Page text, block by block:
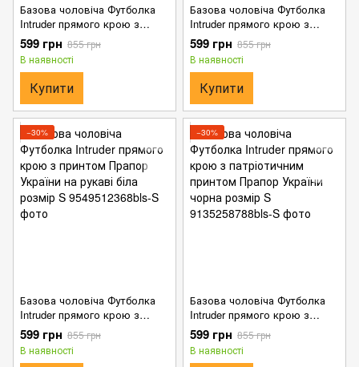
Базова чоловіча Футболка
Intruder прямого крою з
патріотичним принтом
Прапор України сіра розмір S
599 грн 855 грн
В наявності
Купити
Базова чоловіча Футболка
Intruder прямого крою з
патріотичним принтом
Прапор України біла розмір S
599 грн 855 грн
В наявності
Купити
−30%
Базова чоловіча Футболка
Intruder прямого крою з
принтом Прапор України на
рукаві біла розмір S
599 грн 855 грн
В наявності
−30%
Базова чоловіча Футболка
Intruder прямого крою з
патріотичним принтом
Прапор України чорна розмір
S
599 грн 855 грн
В наявності